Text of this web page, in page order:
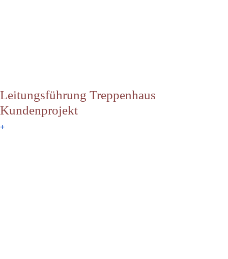
Leitungsführung Treppenhaus
Kundenprojekt
+